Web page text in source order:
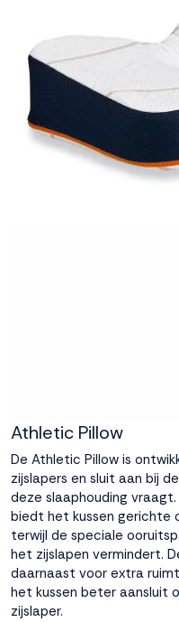
Athletic Pillow
De Athletic Pillow is
zijslapers en sluit aan bij
deze slaaphouding
biedt het kussen gerichte
terwijl de speciale
het zijslapen vermindert.
daarnaast voor extra
het kussen beter aansluit
zijslaper.